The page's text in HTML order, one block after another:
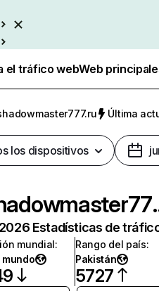
el tráfico webWeb
Última
los dispositivos
Estadísticas de
mundial:
mundo
Rango del país:
Pakistán
5727